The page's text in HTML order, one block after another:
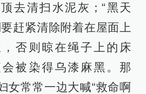
去清扫水泥灰；“黑天
赶紧清除附着在屋面上
否则晾在绳子上的床
被染得乌漆麻黑。那
女常常一边大喊“救命啊